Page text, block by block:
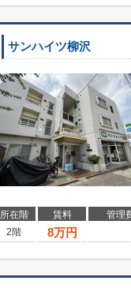
サンハイツ柳沢
所在階 賃料
管理
2階
8万円